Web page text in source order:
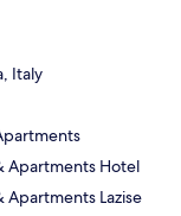
Italy
Apartments Hotel
Apartments Lazise